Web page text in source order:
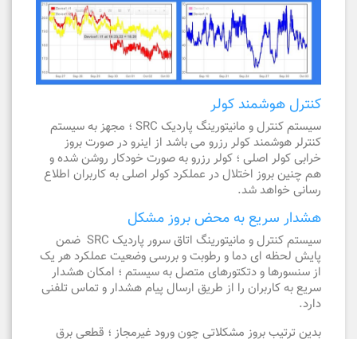
کنترل هوشمند کولر
سیستم کنترل و مانیتورینگ پاردیک SRC ؛ مجهز به سیستم
کنترلر هوشمند کولر رزرو می باشد از اینرو در صورت بروز
خرابی کولر اصلی ؛ کولر رزرو به صورت خودکار روشن شده و
هم چنین بروز اختلال در عملکرد کولر اصلی به کاربران اطلاع
رسانی خواهد شد.
هشدار سریع به محض بروز مشکل
سیستم کنترل و مانیتورینگ اتاق سرور پاردیک SRC ضمن
پایش لحظه ای دما و رطوبت و بررسی وضعیت عملکرد هر یک
از سنسورها و دتکتورهای متصل به سیستم ؛ امکان هشدار
سریع به کاربران را از طریق ارسال پیام هشدار و تماس تلفنی
دارد.
بدین ترتیب بروز مشکلاتی چون ورود غیرمجاز ؛ قطعی برق